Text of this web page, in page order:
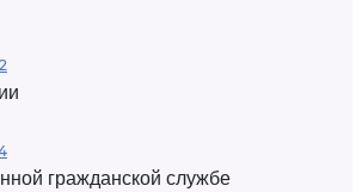
гражданской службе